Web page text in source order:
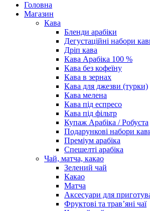
Головна
Магазин
Кава
Бленди арабіки
Дегустаційні набори
Дріп кава
Кава Арабіка 100 %
Кава без кофеїну
Кава в зернах
Кава для джезви (турки)
Кава мелена
Кава під еспресо
Кава під фільтр
Купаж Арабіка / Робуста
Подарункові набори
Преміум арабіка
Спешелті арабіка
Чай, матча, какао
Зелений чай
Какао
Матча
Аксесуари для
Фруктові та трав’яні чаї